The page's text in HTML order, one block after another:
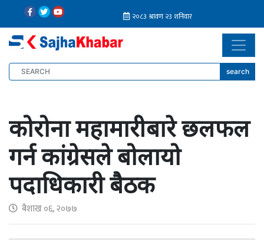
search
कोरोना महामारीबारे छलफल
गर्न कांग्रेसले बोलायो
पदाधिकारी बैठक
बैशाख ०६, २०७७